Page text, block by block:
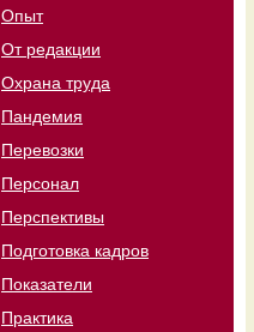
Опыт
От редакции
Охрана труда
Пандемия
Перевозки
Персонал
Перспективы
Подготовка кадров
Показатели
Практика